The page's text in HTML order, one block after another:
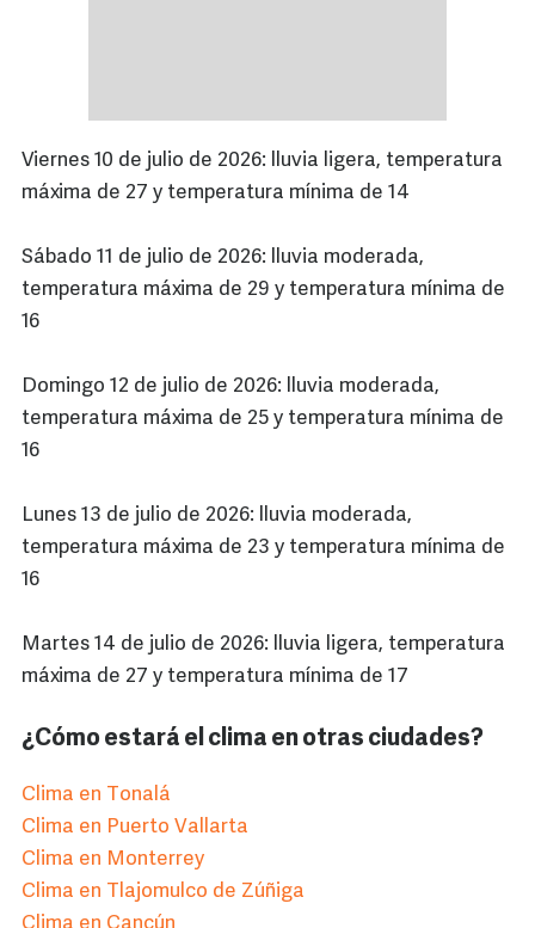
Viernes 10 de julio de 2026: lluvia ligera, temperatura
máxima de 27 y temperatura mínima de 14
Sábado 11 de julio de 2026: lluvia moderada,
temperatura máxima de 29 y temperatura mínima de
16
Domingo 12 de julio de 2026: lluvia moderada,
temperatura máxima de 25 y temperatura mínima de
16
Lunes 13 de julio de 2026: lluvia moderada,
temperatura máxima de 23 y temperatura mínima de
16
Martes 14 de julio de 2026: lluvia ligera, temperatura
máxima de 27 y temperatura mínima de 17
¿Cómo estará el clima en otras ciudades?
Clima en Tonalá
Clima en Puerto Vallarta
Clima en Monterrey
Clima en Tlajomulco de Zúñiga